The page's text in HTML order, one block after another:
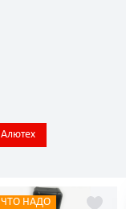
НАДО